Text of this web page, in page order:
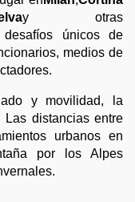
y otras
únicos de
medios de
y movilidad, la
distancias entre
urbanos en
por los Alpes